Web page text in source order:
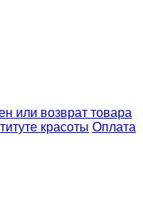
или возврат товара
красоты Оплата